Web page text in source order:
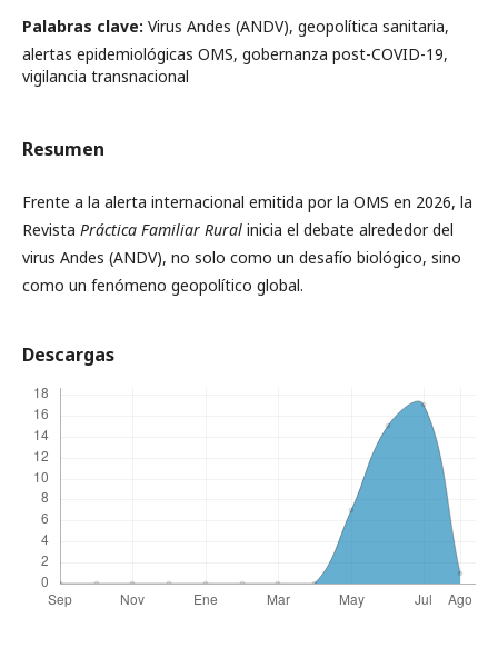
Palabras clave: Virus Andes (ANDV), geopolítica sanitaria,
alertas epidemiológicas OMS, gobernanza post-COVID-19,
vigilancia transnacional
Resumen
Frente a la alerta internacional emitida por la OMS en 2026, la
Revista Práctica Familiar Rural inicia el debate alrededor del
virus Andes (ANDV), no solo como un desafío biológico, sino
como un fenómeno geopolítico global.
Descargas